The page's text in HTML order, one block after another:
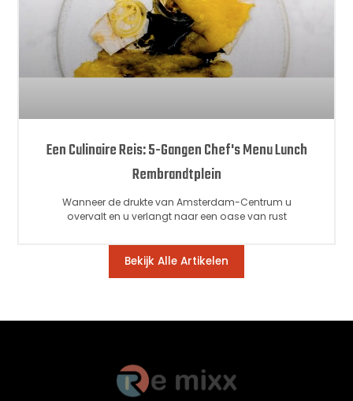
Een Culinaire Reis: 5-Gangen Chef's Menu Lunch
Rembrandtplein
Wanneer de drukte van Amsterdam-Centrum u
overvalt en u verlangt naar een oase van rust
Bekijk Alle Artikelen